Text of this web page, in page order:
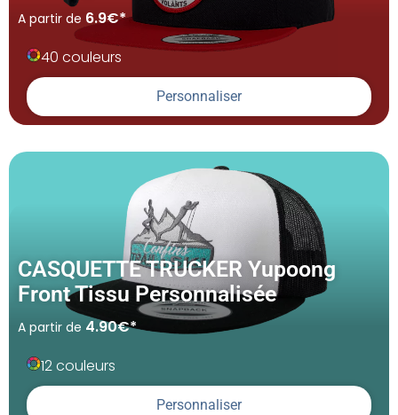
A partir de 6.9€*
40 couleurs
Personnaliser
CASQUETTE TRUCKER Yupoong
Front Tissu Personnalisée
A partir de 4.90€*
12 couleurs
Personnaliser